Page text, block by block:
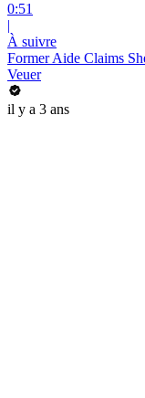
0:51
|
À suivre
Former Aide Claims
Veuer
il y a 3 ans